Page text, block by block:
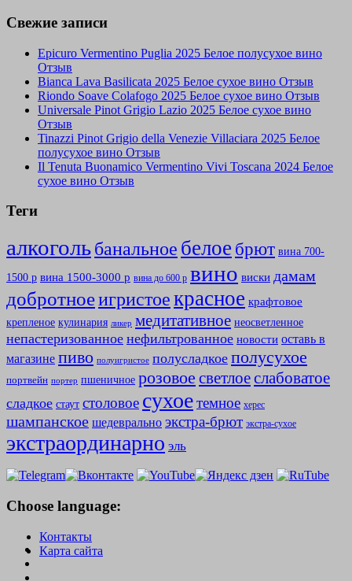
Свежие записи
Epicuro Vermentino Puglia 2025 Белое полусухое вино
Отзыв
Bianca Lava Basilicata 2025 Белое сухое вино Отзыв
Riondo Soave Colafogo 2025 Белое сухое вино Отзыв
Universale Pinot Grigio Lazio 2025 Белое сухое вино
Отзыв
Tinazzi Pinot Grigio della Venezie Villaciara 2025 Белое
полусухое вино Отзыв
Il Tenuta Buonamico Vermentino Vivi Toscana 2024 Белое
сухое вино Отзыв
Теги
алкогольбанальное белое брют вина 700-
1500 р вина 1500-3000 р вина до 600 р вино виски дамам
добротноеигристоекрасное крафтовое
крепленое кулинария ликер медитативное неосветленное
непастеризованное нефильтрованное новости оставь в
магазине пиво полуигристое полусладкое полусухое
портвейн портер пшеничное розовое светлоеслабоватое
сладкое стаут столовое сухоетемное херес
шампанское шедеврально экстра-брют экстра-сухое
экстраординарно эль
Choose language:
Контакты
Карта сайта